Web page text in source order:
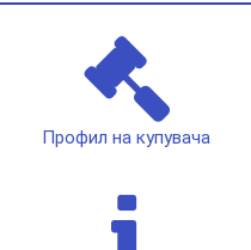
Профил на купувача